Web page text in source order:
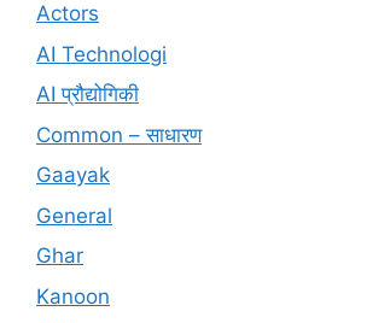
Actors
AI Technologi
AI प्रौद्योगिकी
Common – साधारण
Gaayak
General
Ghar
Kanoon